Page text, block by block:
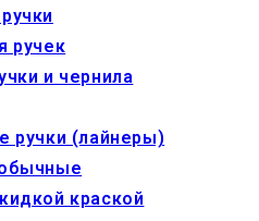
ручек
и чернила
ручки (лайнеры)
краской